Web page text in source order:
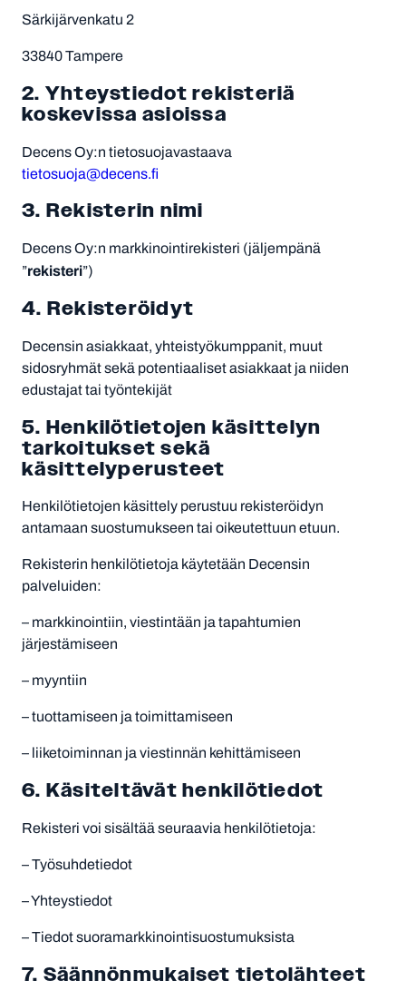
Särkijärvenkatu 2
33840 Tampere
2. Yhteystiedot rekisteriä
koskevissa asioissa
Decens Oy:n tietosuojavastaava
tietosuoja@decens.fi
3. Rekisterin nimi
Decens Oy:n markkinointirekisteri (jäljempänä
”rekisteri”)
4. Rekisteröidyt
Decensin asiakkaat, yhteistyökumppanit, muut
sidosryhmät sekä potentiaaliset asiakkaat ja niiden
edustajat tai työntekijät
5. Henkilötietojen käsittelyn
tarkoitukset sekä
käsittelyperusteet
Henkilötietojen käsittely perustuu rekisteröidyn
antamaan suostumukseen tai oikeutettuun etuun.
Rekisterin henkilötietoja käytetään Decensin
palveluiden:
– markkinointiin, viestintään ja tapahtumien
järjestämiseen
– myyntiin
– tuottamiseen ja toimittamiseen
– liiketoiminnan ja viestinnän kehittämiseen
6. Käsiteltävät henkilötiedot
Rekisteri voi sisältää seuraavia henkilötietoja:
– Työsuhdetiedot
– Yhteystiedot
– Tiedot suoramarkkinointisuostumuksista
7. Säännönmukaiset tietolähteet